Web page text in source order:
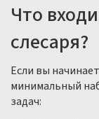
Что
слесаря?
Если вы
минимальный
задач: